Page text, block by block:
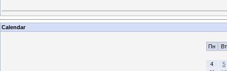
Calendar
Пн Вт
4
5